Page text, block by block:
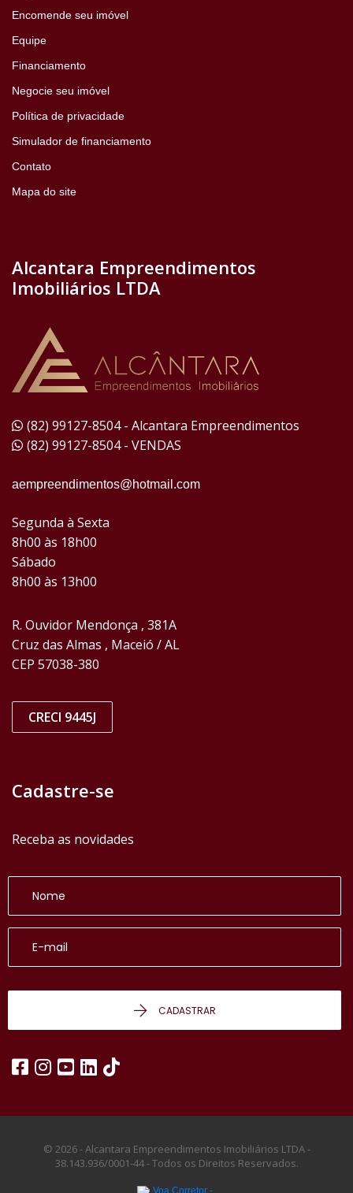
Encomende seu imóvel
Equipe
Financiamento
Negocie seu imóvel
Política de privacidade
Simulador de financiamento
Contato
Mapa do site
Alcantara Empreendimentos
Imobiliários LTDA
(82) 99127-8504 - Alcantara Empreendimentos
(82) 99127-8504 - VENDAS
aempreendimentos@hotmail.com
Segunda à Sexta
8h00 às 18h00
Sábado
8h00 às 13h00
R. Ouvidor Mendonça , 381A
Cruz das Almas , Maceió / AL
CEP 57038-380
CRECI 9445J
Cadastre-se
Receba as novidades
CADASTRAR
© 2026 - Alcantara Empreendimentos Imobiliários LTDA -
38.143.936/0001-44 -Todos os Direitos Reservados.